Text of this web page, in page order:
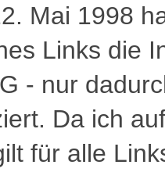
Mai 1998
Links die
- nur
Da ich
für alle